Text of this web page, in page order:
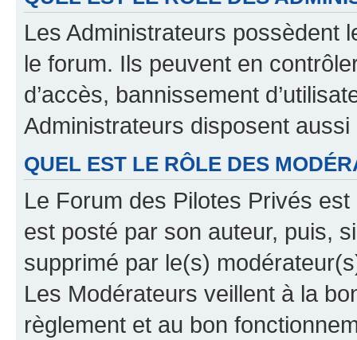
Les Administrateurs possèdent
le forum. Ils peuvent en
d’accès, bannissement
Administrateurs disposent
QUEL EST LE RÔLE DES
Le Forum des Pilotes Privés
est posté par son auteur, puis,
supprimé par le(s)
Les Modérateurs veillent à la
règlement et au bon